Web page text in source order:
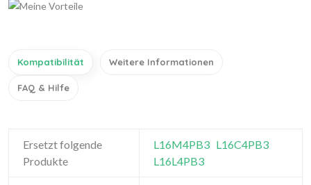
Kompatibilität Weitere Informationen
FAQ & Hilfe
Ersetzt folgende
Produkte
L16M4PB3 L16C4PB3
L16L4PB3